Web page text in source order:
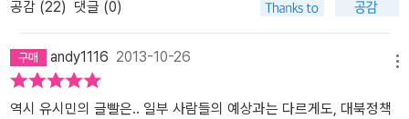
공감 (22) 댓글 (0)
andy1116 2013-10-26
역시 유시민의 글빨은.. 일부 사람들의 예상과는 다르게도, 대북정책